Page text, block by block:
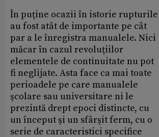
În puţine ocazii în istorie rupturile
au fost atât de importante pe cât
par a le înregistra manualele. Nici
măcar în cazul revoluţiilor
elementele de continuitate nu pot
fi neglijate. Asta face ca mai toate
perioadele pe care manualele
şcolare sau universitare ni le
prezintă drept epoci distincte, cu
un început şi un sfârşit ferm, cu o
serie de caracteristici specifice